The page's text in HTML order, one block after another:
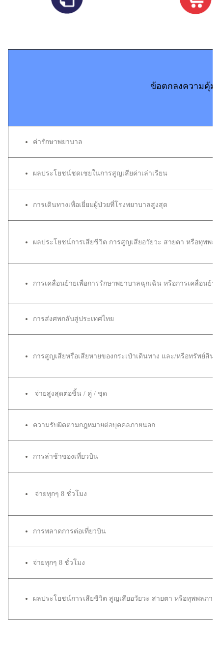
ข้อตกลงความคุ้ม
ค่ารักษาพยาบาล
ผลประโยชน์ชดเชยในการสูญเสียค่าเล่าเรียน
การเดินทางเพื่อเยี่ยมผู้ป่วยที่โรงพยาบาลสูงสุด
ผลประโยชน์การเสียชีวิต การสูญเสียอวัยวะ สายตา หรือทุพพล
การเคลื่อนย้ายเพื่อการรักษาพยาบาลฉุกเฉิน หรือการเคลื่อนย้า
การส่งศพกลับสู่ประเทศไทย
การสูญเสียหรือเสียหายของกระเป๋าเดินทาง และ/หรือทรัพย์สิ
จ่ายสูงสุดต่อชิ้น / คู่ / ชุด
ความรับผิดตามกฎหมายต่อบุคคลภายนอก
การล่าช้าของเที่ยวบิน
จ่ายทุกๆ 8 ชั่วโมง
การพลาดการต่อเที่ยวบิน
จ่ายทุกๆ 8 ชั่วโมง
ผลประโยชน์การเสียชีวิต สูญเสียอวัยวะ สายตา หรือทุพพลภาพ